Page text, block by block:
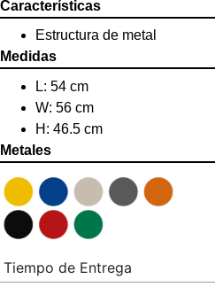
Características
Estructura de metal
Medidas
L: 54 cm
W: 56 cm
H: 46.5 cm
Metales
Tiempo de Entrega